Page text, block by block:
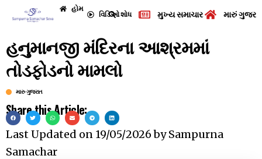
હોમ
વિડિઓશોધ મુખ્ય સમાચાર મારું
હનુમાનજી મંદિરના આશ્રમમાં
તોડફોડનો મામલો
મારુ ગુજરાત
Share this Article:
Last Updated on 19/05/2026bySampurna
Samachar